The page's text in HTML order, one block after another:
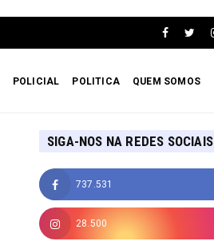
POLICIAL POLITICA QUEM SOMOS
SIGA-NOS NA REDES SOCIAIS
737.531
28.500